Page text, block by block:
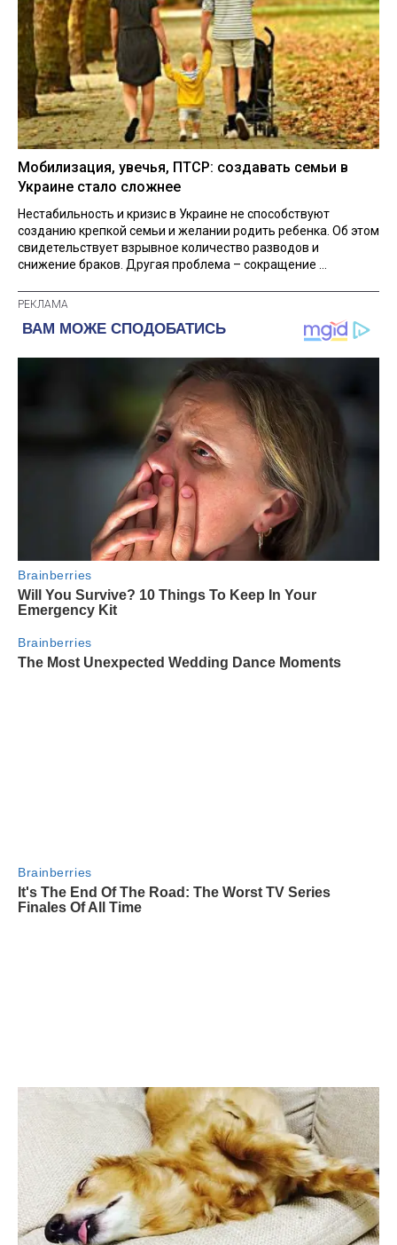
Мобилизация, увечья, ПТСР: создавать семьи в
Украине стало сложнее
Нестабильность и кризис в Украине не способствуют
созданию крепкой семьи и желании родить ребенка. Об этом
свидетельствует взрывное количество разводов и
снижение браков. Другая проблема – сокращение ...